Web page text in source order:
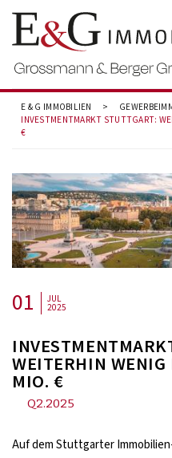
E & G IMMOBILIEN >
INVESTMENTMARKT STUTTGART:
€
01 JUL
2025
WEITERHIN WENIG
MIO. €
Q2.2025
Auf dem Stuttgarter